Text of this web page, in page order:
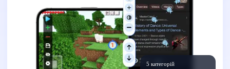
5 категорій